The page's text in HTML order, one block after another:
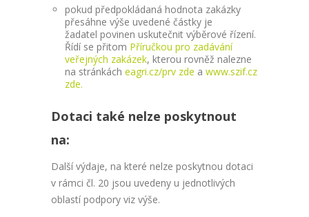
pokud předpokládaná hodnota zakázky
přesáhne výše uvedené částky je
žadatel povinen uskutečnit výběrové řízení.
Řídí se přitom Příručkou pro zadávání
veřejných zakázek, kterou rovněž nalezne
na stránkách eagri.cz/prv zde a www.szif.cz
zde.
Dotaci také nelze poskytnout
na:
Další výdaje, na které nelze poskytnou dotaci
v rámci čl. 20 jsou uvedeny u jednotlivých
oblastí podpory viz výše.